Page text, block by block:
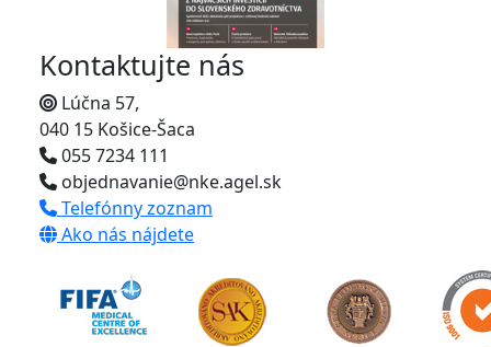
Kontaktujte nás
Lúčna 57,
040 15 Košice-Šaca
055 7234 111
objednavanie@nke.agel.sk
Telefónny zoznam
Ako nás nájdete